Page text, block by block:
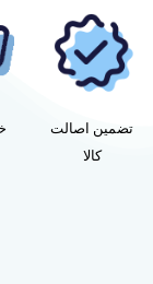
تضمین اصالت
کالا